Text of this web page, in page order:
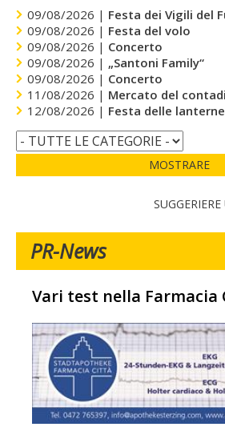
09/08/2026 | Festa dei Vigili del
09/08/2026 | Festa del volo
09/08/2026 | Concerto
09/08/2026 | „Santoni Family“
09/08/2026 | Concerto
11/08/2026 | Mercato del
12/08/2026 | Festa delle lanterne
MOSTRARE
PR-News
Vari test nella Farmacia